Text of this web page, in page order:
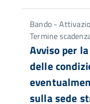
Bando -
Termine
Avviso per
delle
sulla sede